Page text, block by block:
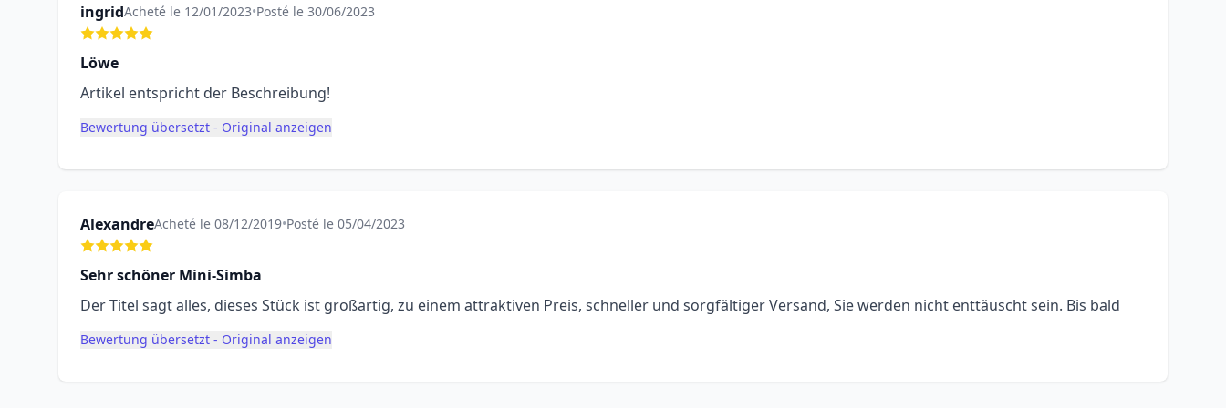
ingridAcheté le 12/01/2023•Posté le 30/06/2023
Löwe
Artikel entspricht der Beschreibung!
Bewertung übersetzt - Original anzeigen
AlexandreAcheté le 08/12/2019•Posté le 05/04/2023
Sehr schöner Mini-Simba
Der Titel sagt alles, dieses Stück ist großartig, zu einem attraktiven Preis, schneller und sorgfältiger Versand, Sie werden nicht enttäuscht sein. Bis bald
Bewertung übersetzt - Original anzeigen